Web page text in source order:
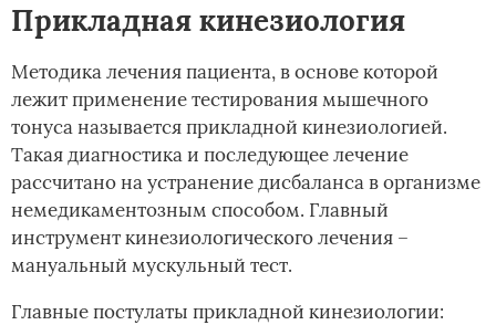
Прикладная кинезиология
Методика лечения пациента, в основе которой
лежит применение тестирования мышечного
тонуса называется прикладной кинезиологией.
Такая диагностика и последующее лечение
рассчитано на устранение дисбаланса в организме
немедикаментозным способом. Главный
инструмент кинезиологического лечения –
мануальный мускульный тест.
Главные постулаты прикладной кинезиологии: